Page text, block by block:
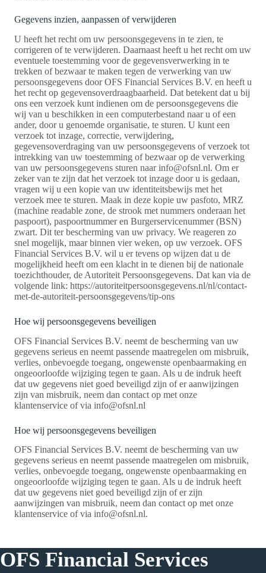
Gegevens inzien, aanpassen of verwijderen
U heeft het recht om uw persoonsgegevens in te zien, te
corrigeren of te verwijderen. Daarnaast heeft u het recht om uw
eventuele toestemming voor de gegevensverwerking in te
trekken of bezwaar te maken tegen de verwerking van uw
persoonsgegevens door OFS Financial Services B.V. en heeft u
het recht op gegevensoverdraagbaarheid. Dat betekent dat u bij
ons een verzoek kunt indienen om de persoonsgegevens die
wij van u beschikken in een computerbestand naar u of een
ander, door u genoemde organisatie, te sturen. U kunt een
verzoek tot inzage, correctie, verwijdering,
gegevensoverdraging van uw persoonsgegevens of verzoek tot
intrekking van uw toestemming of bezwaar op de verwerking
van uw persoonsgegevens sturen naar info@ofsnl.nl. Om er
zeker van te zijn dat het verzoek tot inzage door u is gedaan,
vragen wij u een kopie van uw identiteitsbewijs met het
verzoek mee te sturen. Maak in deze kopie uw pasfoto, MRZ
(machine readable zone, de strook met nummers onderaan het
paspoort), paspoortnummer en Burgerservicenummer (BSN)
zwart. Dit ter bescherming van uw privacy. We reageren zo
snel mogelijk, maar binnen vier weken, op uw verzoek. OFS
Financial Services B.V. wil u er tevens op wijzen dat u de
mogelijkheid heeft om een klacht in te dienen bij de nationale
toezichthouder, de Autoriteit Persoonsgegevens. Dat kan via de
volgende link: https://autoriteitpersoonsgegevens.nl/nl/contact-
met-de-autoriteit-persoonsgegevens/tip-ons
Hoe wij persoonsgegevens beveiligen
OFS Financial Services B.V. neemt de bescherming van uw
gegevens serieus en neemt passende maatregelen om misbruik,
verlies, onbevoegde toegang, ongewenste openbaarmaking en
ongeoorloofde wijziging tegen te gaan. Als u de indruk heeft
dat uw gegevens niet goed beveiligd zijn of er aanwijzingen
zijn van misbruik, neem dan contact op met onze
klantenservice of via info@ofsnl.nl
Hoe wij persoonsgegevens beveiligen
OFS Financial Services B.V. neemt de bescherming van uw
gegevens serieus en neemt passende maatregelen om misbruik,
verlies, onbevoegde toegang, ongewenste openbaarmaking en
ongeoorloofde wijziging tegen te gaan. Als u de indruk heeft
dat uw gegevens niet goed beveiligd zijn of er zijn
aanwijzingen van misbruik, neem dan contact op met onze
klantenservice of via info@ofsnl.nl.
OFS Financial Services